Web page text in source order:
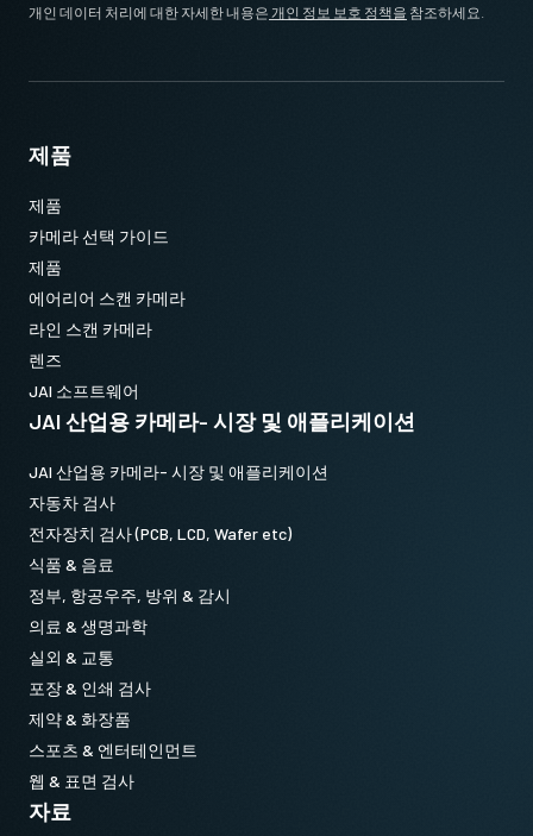
(LKK-U3-AM-Micro B-S-DM)
참고: 본 제품은 카메라와 함께 주문해야만 합니다(단독 주문 불
데이터시트 다운로드
개인 데이터 처리에 대한 자세한 내용은 개인 정보 보호 정책을 참조하세요.
제품
제품
카메라 선택 가이드
제품
에어리어 스캔 카메라
라인 스캔 카메라
렌즈
JAI 소프트웨어
JAI 산업용 카메라- 시장 및 애플리케이션
JAI 산업용 카메라- 시장 및 애플리케이션
자동차 검사
전자장치 검사 (PCB, LCD, Wafer etc)
식품 & 음료
정부, 항공우주, 방위 & 감시
의료 & 생명과학
실외 & 교통
포장 & 인쇄 검사
제약 & 화장품
스포츠 & 엔터테인먼트
웹 & 표면 검사
자료